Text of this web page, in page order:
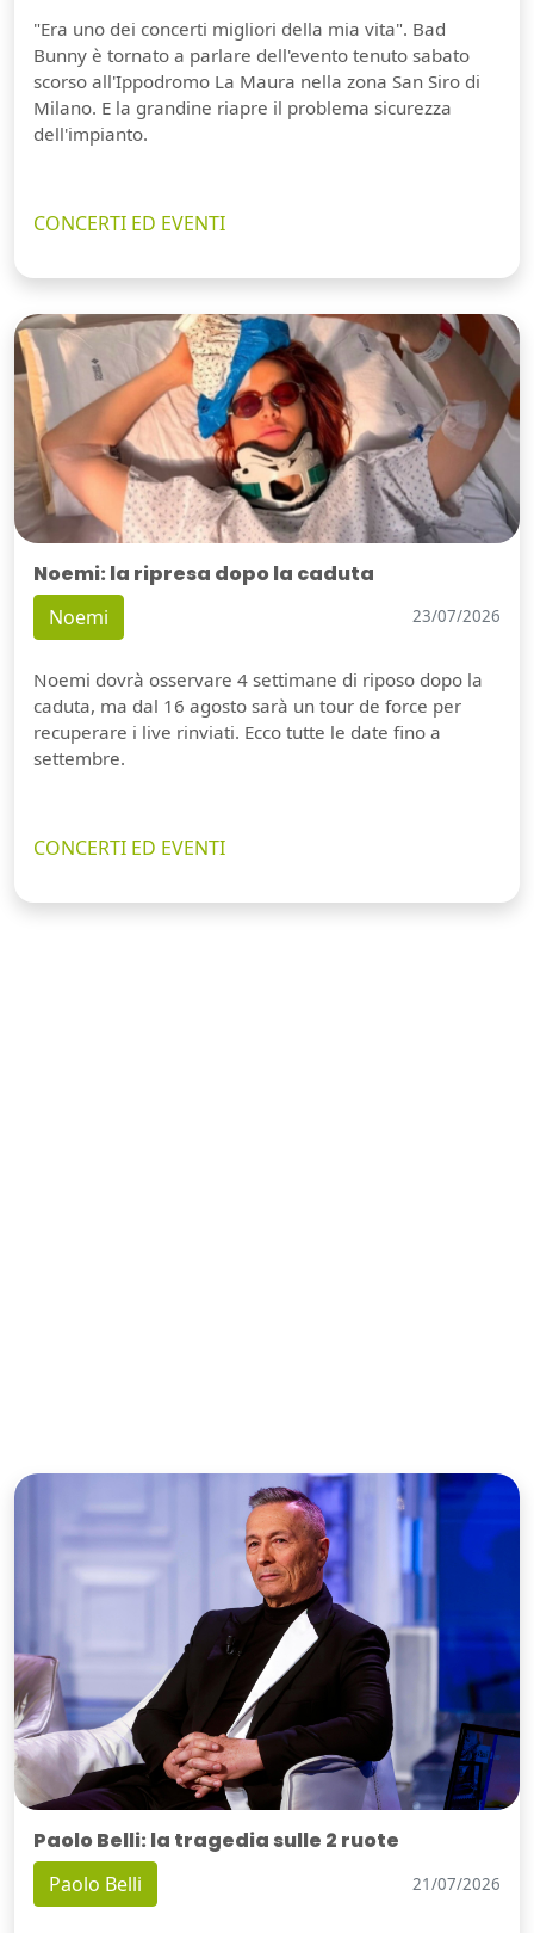
"Era uno dei concerti migliori della mia vita". Bad
Bunny è tornato a parlare dell'evento tenuto sabato
scorso all'Ippodromo La Maura nella zona San Siro di
Milano. E la grandine riapre il problema sicurezza
dell'impianto.
CONCERTI ED EVENTI
Noemi: la ripresa dopo la caduta
Noemi 23/07/2026
Noemi dovrà osservare 4 settimane di riposo dopo la
caduta, ma dal 16 agosto sarà un tour de force per
recuperare i live rinviati. Ecco tutte le date fino a
settembre.
CONCERTI ED EVENTI
Paolo Belli: la tragedia sulle 2 ruote
Paolo Belli 21/07/2026